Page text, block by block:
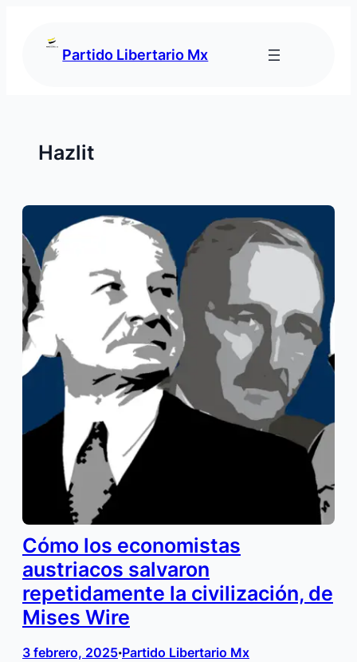
Partido Libertario Mx
Hazlit
Cómo los economistas
austriacos salvaron
repetidamente la civilización, de
Mises Wire
3 febrero, 2025•Partido Libertario Mx